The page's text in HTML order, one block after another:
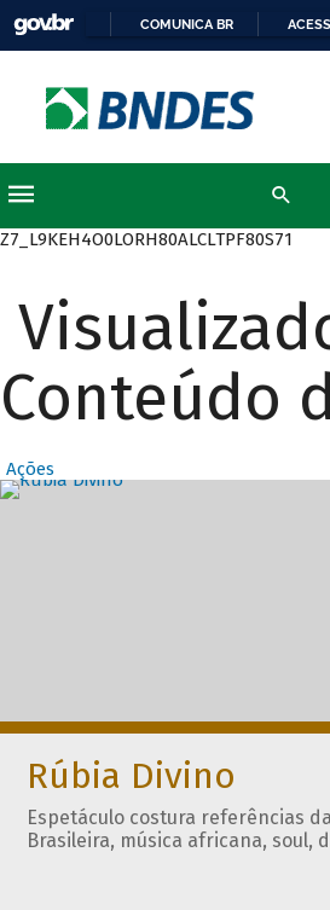
COMUNICA BR
Z7_L9KEH4O0LORH80ALCLTPF80S71
Conteúdo
Ações
Rúbia Divino
Espetáculo costura referências
Brasileira, música africana, soul,